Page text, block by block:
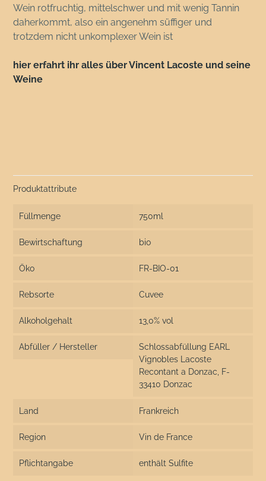
Wein rotfruchtig, mittelschwer und mit wenig Tannin
daherkommt, also ein angenehm süffiger und
trotzdem nicht unkomplexer Wein ist
hier erfahrt ihr alles über Vincent Lacoste und seine
Weine
Produktattribute
Füllmenge 750ml
Bewirtschaftung bio
Öko FR-BIO-01
Rebsorte Cuvee
Alkoholgehalt 13,0% vol
Abfüller / Hersteller
Schlossabfüllung EARL
Vignobles Lacoste
Recontant a Donzac, F-
33410 Donzac
Land Frankreich
Region Vin de France
Pflichtangabe enthält Sulfite